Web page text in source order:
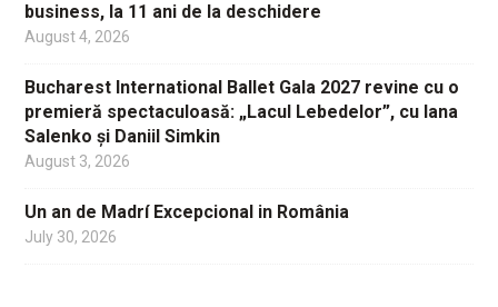
business, la 11 ani de la deschidere
August 4, 2026
Bucharest International Ballet Gala 2027 revine cu o
premieră spectaculoasă: „Lacul Lebedelor”, cu Iana
Salenko și Daniil Simkin
August 3, 2026
Un an de Madrí Excepcional in România
July 30, 2026